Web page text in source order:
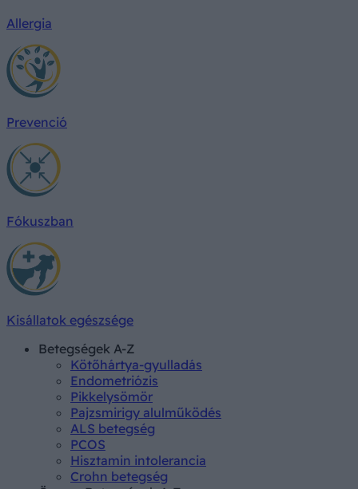
Allergia
Prevenció
Fókuszban
Kisállatok egészsége
Betegségek A-Z
Kötőhártya-gyulladás
Endometriózis
Pikkelysömör
Pajzsmirigy alulműködés
ALS betegség
PCOS
Hisztamin intolerancia
Crohn betegség